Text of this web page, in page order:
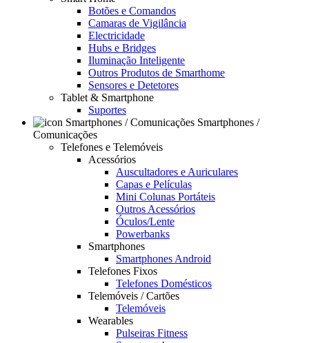
Botões e Comandos
Camaras de Vigilância
Electricidade
Hubs e Bridges
Iluminação Inteligente
Outros Produtos de Smarthome
Sensores e Detetores
Tablet & Smartphone
Suportes
Smartphones /
Comunicações
Telefones e Telemóveis
Acessórios
Auscultadores e Auriculares
Capas e Películas
Mini Colunas Portáteis
Outros Acessórios
Óculos/Lente
Powerbanks
Smartphones
Smartphones Android
Telefones Fixos
Telefones Domésticos
Telemóveis / Cartões
Telemóveis
Wearables
Pulseiras Fitness